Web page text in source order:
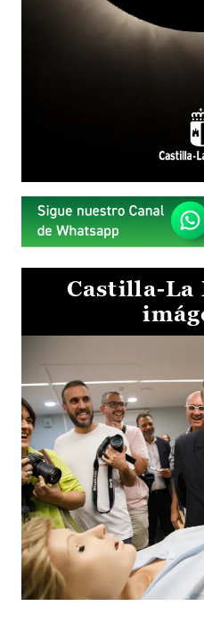
Castilla-La